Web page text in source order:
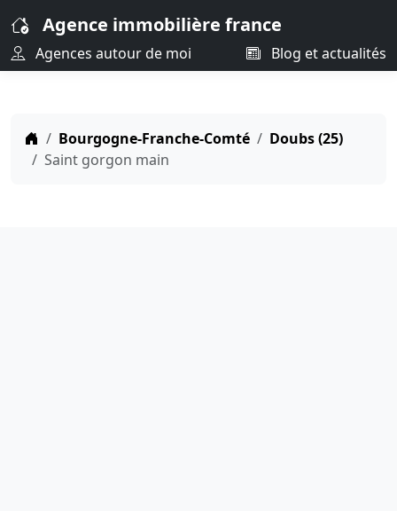
Agence immobilière france
Agences autour de moi Blog et actualités
Bourgogne-Franche-Comté
Doubs (25)
Saint gorgon main